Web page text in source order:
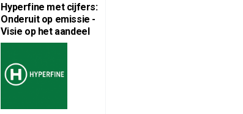
Hyperfine met cijfers:
Onderuit op emissie -
Visie op het aandeel